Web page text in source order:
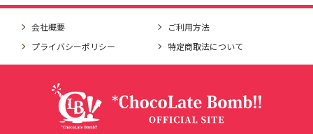
会社概要
ご利用方法
プライバシーポリシー
特定商取法について